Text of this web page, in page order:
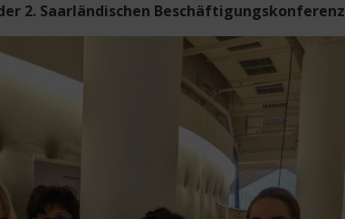
2. Saarländischen Beschäftigungskonferenz